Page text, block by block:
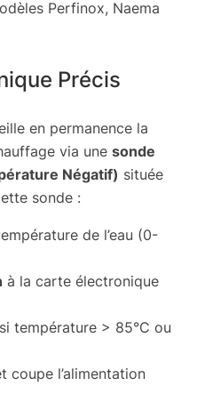
Perfinox, Naema
Précis
en permanence la
via une sonde
Négatif) située
sonde :
de l’eau (0-
à la carte électronique
si température > 85°C ou
coupe l’alimentation